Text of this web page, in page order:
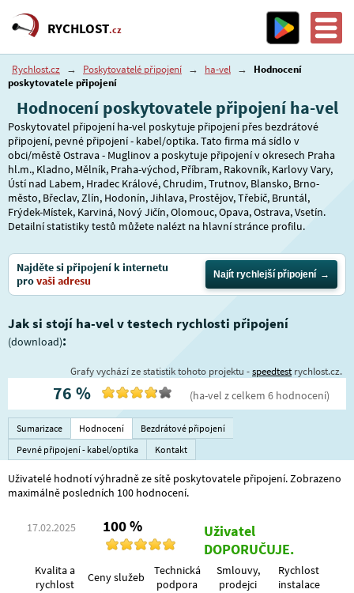
RYCHLOST.cz
Rychlost.cz → Poskytovatelé připojení → ha-vel →
Hodnocení
poskytovatele připojení
Hodnocení poskytovatele připojení ha-vel
Poskytovatel připojení ha-vel poskytuje připojení přes bezdrátové
připojení, pevné připojení - kabel/optika. Tato firma má sídlo v
obci/městě Ostrava - Muglinov a poskytuje připojení v okresech Praha
hl.m., Kladno, Mělník, Praha-východ, Příbram, Rakovník, Karlovy Vary,
Ústí nad Labem, Hradec Králové, Chrudim, Trutnov, Blansko, Brno-
město, Břeclav, Zlín, Hodonín, Jihlava, Prostějov, Třebíč, Bruntál,
Frýdek-Místek, Karviná, Nový Jičín, Olomouc, Opava, Ostrava, Vsetín.
Detailní statistiky testů můžete nalézt na hlavní stránce profilu.
Najděte si připojení k internetu
provaši adresu Najít rychlejší připojení
Jak si stojí ha-vel v testech rychlosti připojení
(download):
Grafy vychází ze statistik tohoto projektu -speedtestrychlost.cz.
76 % (ha-vel z celkem 6 hodnocení)
Sumarizace Hodnocení
Bezdrátové připojení
Pevné připojení - kabel/optika
Kontakt
Uživatelé hodnotí výhradně ze sítě poskytovatele připojení. Zobrazeno
maximálně posledních 100 hodnocení.
17.02.2025 100 %
Uživatel
DOPORUČUJE.
Kvalita a
rychlost
Ceny služeb
Technická
podpora
Smlouvy,
prodejci
Rychlost
instalace